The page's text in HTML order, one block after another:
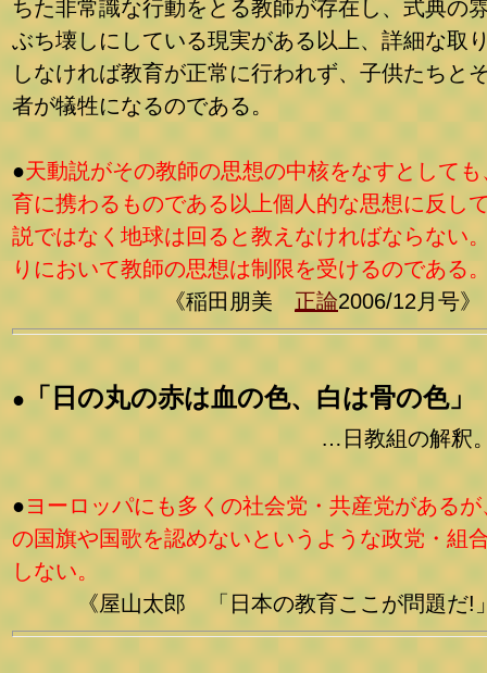
ちた非常識な行動をとる教師が存在し、式典の
ぶち壊しにしている現実がある以上、詳細な取
しなければ教育が正常に行われず、子供たちと
者が犠牲になるのである。
●天動説がその教師の思想の中核をなすとして
育に携わるものである以上個人的な思想に反し
説ではなく地球は回ると教えなければならない
りにおいて教師の思想は制限を受けるのである
《稲田朋美 正論2006/12月号》
● 「日の丸の赤は血の色、白は骨の色」
…日教組の解釈
●ヨーロッパにも多くの社会党・共産党がある
の国旗や国歌を認めないというような政党・組
しない。
《屋山太郎 「日本の教育ここが問題だ!